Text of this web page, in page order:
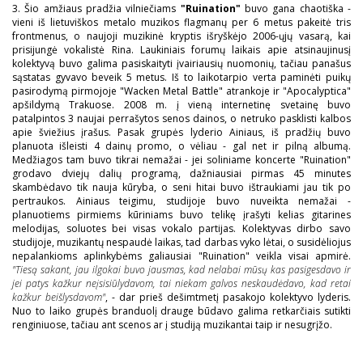
3. Šio amžiaus pradžia vilniečiams "Ruination" buvo gana chaotiška -
vieni iš lietuviškos metalo muzikos flagmanų per 6 metus pakeitė tris
frontmenus, o naujoji muzikinė kryptis išryškėjo 2006-ųjų vasarą, kai
prisijungė vokalistė Rina. Laukiniais forumų laikais apie atsinaujinusį
kolektyvą buvo galima pasiskaityti įvairiausių nuomonių, tačiau panašus
sąstatas gyvavo beveik 5 metus. Iš to laikotarpio verta paminėti puikų
pasirodymą pirmojoje "Wacken Metal Battle" atrankoje ir "Apocalyptica"
apšildymą Trakuose. 2008 m. į vieną internetinę svetainę buvo
patalpintos 3 naujai perrašytos senos dainos, o netruko pasklisti kalbos
apie šviežius įrašus. Pasak grupės lyderio Ainiaus, iš pradžių buvo
planuota išleisti 4 dainų promo, o vėliau - gal net ir pilną albumą.
Medžiagos tam buvo tikrai nemažai - jei soliniame koncerte "Ruination"
grodavo dviejų dalių programą, dažniausiai pirmas 45 minutes
skambėdavo tik nauja kūryba, o seni hitai buvo ištraukiami jau tik po
pertraukos. Ainiaus teigimu, studijoje buvo nuveikta nemažai -
planuotiems pirmiems kūriniams buvo telikę įrašyti kelias gitarines
melodijas, soluotes bei visas vokalo partijas. Kolektyvas dirbo savo
studijoje, muzikantų nespaudė laikas, tad darbas vyko lėtai, o susidėliojus
nepalankioms aplinkybėms galiausiai "Ruination" veikla visai apmirė.
"Tiesą sakant, jau ilgokai buvo jausmas, kad nelabai mūsų kas pasigesdavo ir
jei patys kažkur neįsisiūlydavom, tai niekam galvos neskaudėdavo, kad retai
kažkur beišlysdavom", - dar prieš dešimtmetį pasakojo kolektyvo lyderis.
Nuo to laiko grupės branduolį drauge būdavo galima retkarčiais sutikti
renginiuose, tačiau ant scenos ar į studiją muzikantai taip ir nesugrįžo.